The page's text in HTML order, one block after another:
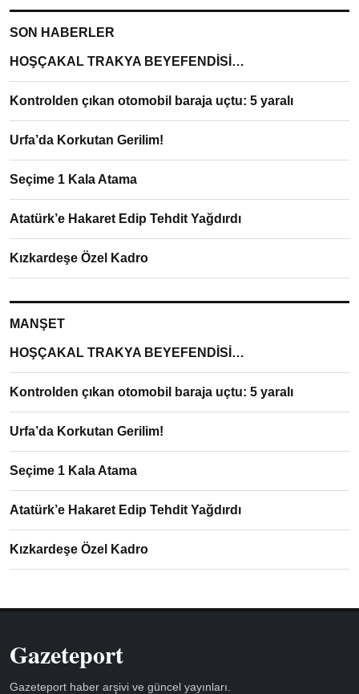
SON HABERLER
HOŞÇAKAL TRAKYA BEYEFENDİSİ…
Kontrolden çıkan otomobil baraja uçtu: 5 yaralı
Urfa’da Korkutan Gerilim!
Seçime 1 Kala Atama
Atatürk’e Hakaret Edip Tehdit Yağdırdı
Kızkardeşe Özel Kadro
MANŞET
HOŞÇAKAL TRAKYA BEYEFENDİSİ…
Kontrolden çıkan otomobil baraja uçtu: 5 yaralı
Urfa’da Korkutan Gerilim!
Seçime 1 Kala Atama
Atatürk’e Hakaret Edip Tehdit Yağdırdı
Kızkardeşe Özel Kadro
Gazeteport
Gazeteport haber arşivi ve güncel yayınları.